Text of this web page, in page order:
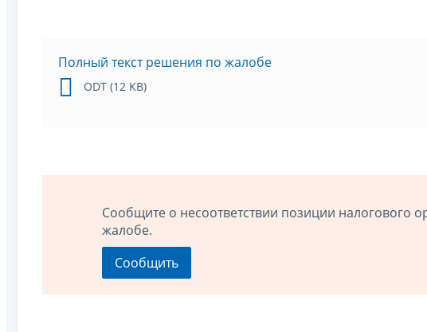
Полный текст решения по жалобе
ODT (12 KB)
Сообщите о несоответствии позиции налогового
жалобе.